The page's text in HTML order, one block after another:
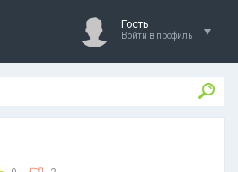
Гость
Войти в профиль